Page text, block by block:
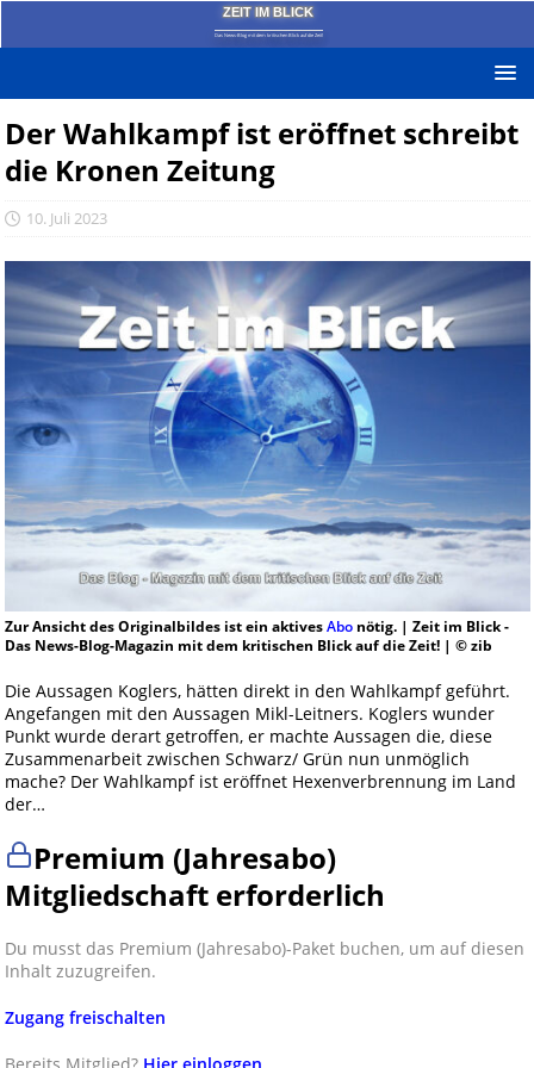
ZEIT IM BLICK
Das News-Blog mit dem kritischen Blick auf die Zeit!
Der Wahlkampf ist eröffnet schreibt
die Kronen Zeitung
10. Juli 2023
Zur Ansicht des Originalbildes ist ein aktivesAbonötig. | Zeit im Blick -
Das News-Blog-Magazin mit dem kritischen Blick auf die Zeit! | © zib
Die Aussagen Koglers, hätten direkt in den Wahlkampf geführt.
Angefangen mit den Aussagen Mikl-Leitners. Koglers wunder
Punkt wurde derart getroffen, er machte Aussagen die, diese
Zusammenarbeit zwischen Schwarz/ Grün nun unmöglich
mache? Der Wahlkampf ist eröffnet Hexenverbrennung im Land
der…
Premium (Jahresabo)
Mitgliedschaft erforderlich
Du musst das Premium (Jahresabo)-Paket buchen, um auf diesen
Inhalt zuzugreifen.
Zugang freischalten